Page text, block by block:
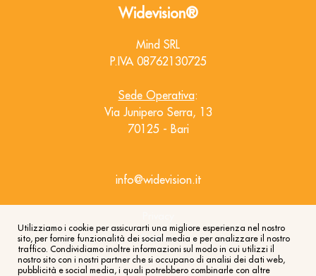
Utilizziamo i cookie per assicurarti una migliore esperienza nel nostro
sito, per fornire funzionalità dei social media e per analizzare il nostro
traffico. Condividiamo inoltre informazioni sul modo in cui utilizzi il
nostro sito con i nostri partner che si occupano di analisi dei dati web,
pubblicità e social media, i quali potrebbero combinarle con altre
Widevision®
Mind SRL
P.IVA 08762130725
Sede Operativa:
Via Junipero Serra, 13
70125 - Bari
info@widevision.it
Cookies